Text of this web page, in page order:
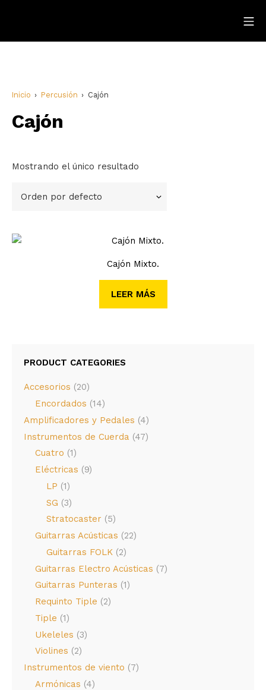
Inicio Percusión Cajón
Cajón
Mostrando el único resultado
Cajón Mixto.
LEER MÁS
PRODUCT CATEGORIES
Accesorios (20)
Encordados (14)
Amplificadores y Pedales (4)
Instrumentos de Cuerda (47)
Cuatro (1)
Eléctricas (9)
LP (1)
SG (3)
Stratocaster (5)
Guitarras Acústicas (22)
Guitarras FOLK (2)
Guitarras Electro Acústicas (7)
Guitarras Punteras (1)
Requinto Tiple (2)
Tiple (1)
Ukeleles (3)
Violines (2)
Instrumentos de viento (7)
Armónicas (4)